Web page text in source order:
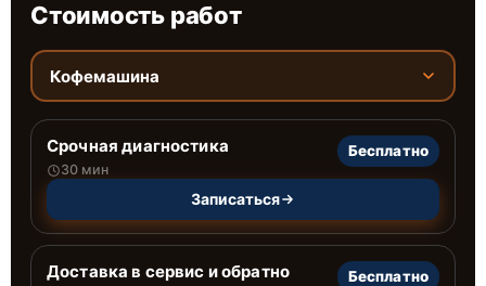
Стоимость работ
Кофемашина
Срочная диагностика
30 мин
Бесплатно
Записаться
Доставка в сервис и обратно Бесплатно